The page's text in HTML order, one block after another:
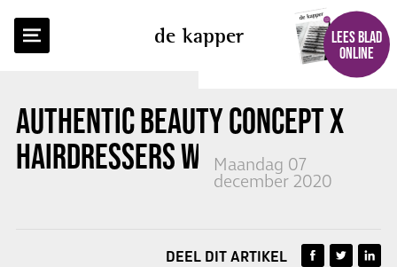
de kapper
LEES BLAD
ONLINE
AUTHENTIC BEAUTY CONCEPTX
HAIRDRESSERS WITHOUT BORDERS
Maandag 07
december 2020
TERUG NAAR OVERZICHT
DEEL DIT ARTIKEL